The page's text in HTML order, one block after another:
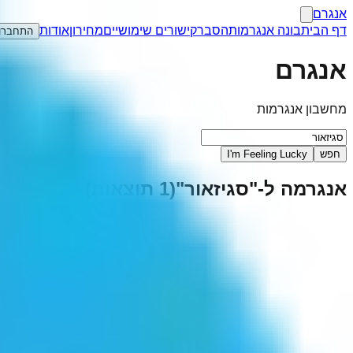
אנגרם
דף הביתבונה אנגרמותהסברקישורים שימושייםמחירוןאודות
אנגרם
מחשבון אנגרמות
חפש I'm Feeling Lucky
אנגרמה ל-"סגיזאור"
(
1תוצאות)